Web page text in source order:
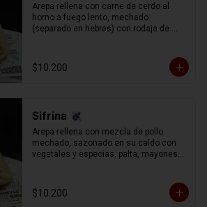
Arepa rellena con carne de cerdo al
horno a fuego lento, mechado
(separado en hebras) con rodaja de
$10.200
Sifrina
Arepa rellena con mezcla de pollo
mechado, sazonado en su caldo con
vegetales y especias, palta, mayonesa
gauda rallado.
$10.200